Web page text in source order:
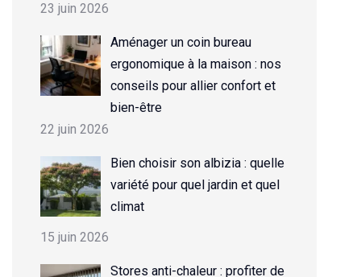
23 juin 2026
Aménager un coin bureau
ergonomique à la maison : nos
conseils pour allier confort et
bien-être
22 juin 2026
Bien choisir son albizia : quelle
variété pour quel jardin et quel
climat
15 juin 2026
Stores anti-chaleur : profiter de